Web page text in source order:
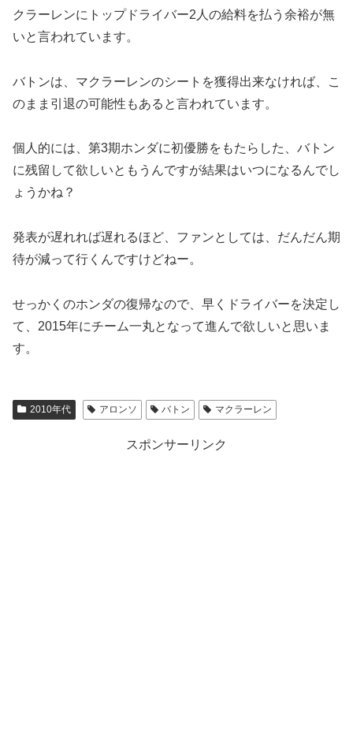
クラーレンにトップドライバー2人の給料を払う余裕が無
いと言われています。
バトンは、マクラーレンのシートを獲得出来なければ、こ
のまま引退の可能性もあると言われています。
個人的には、第3期ホンダに初優勝をもたらした、バトン
に残留して欲しいともうんですが結果はいつになるんでし
ょうかね？
発表が遅れれば遅れるほど、ファンとしては、だんだん期
待が減って行くんですけどねー。
せっかくのホンダの復帰なので、早くドライバーを決定し
て、2015年にチーム一丸となって進んで欲しいと思いま
す。
2010年代 アロンソ バトン マクラーレン
スポンサーリンク